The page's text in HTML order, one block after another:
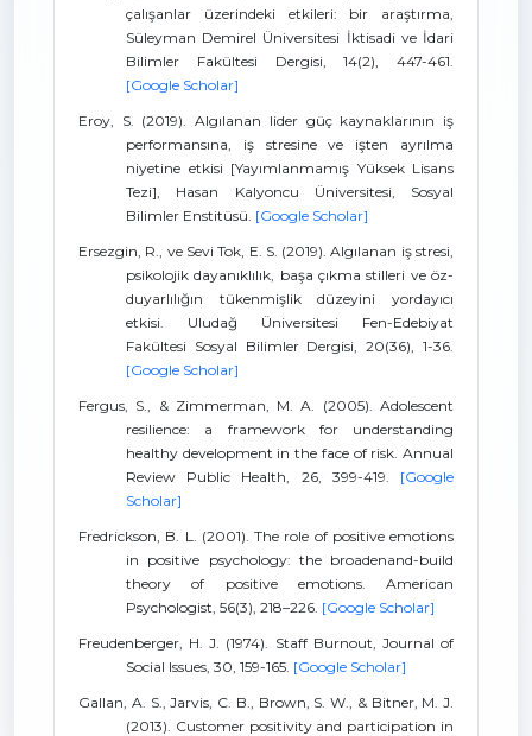
çalışanlar üzerindeki etkileri: bir araştırma,
Süleyman Demirel Üniversitesi İktisadi ve İdari
Bilimler Fakültesi Dergisi, 14(2), 447-461.
[Google Scholar]
Eroy, S. (2019). Algılanan lider güç kaynaklarının iş
performansına, iş stresine ve işten ayrılma
niyetine etkisi [Yayımlanmamış Yüksek Lisans
Tezi], Hasan Kalyoncu Üniversitesi, Sosyal
Bilimler Enstitüsü. [Google Scholar]
Ersezgin, R., ve Sevi Tok, E. S. (2019). Algılanan iş stresi,
psikolojik dayanıklılık, başa çıkma stilleri ve öz-
duyarlılığın tükenmişlik düzeyini yordayıcı
etkisi. Uludağ Üniversitesi Fen-Edebiyat
Fakültesi Sosyal Bilimler Dergisi, 20(36), 1-36.
[Google Scholar]
Fergus, S., & Zimmerman, M. A. (2005). Adolescent
resilience: a framework for understanding
healthy development in the face of risk. Annual
Review Public Health, 26, 399-419. [Google
Scholar]
Fredrickson, B. L. (2001). The role of positive emotions
in positive psychology: the broadenand-build
theory of positive emotions. American
Psychologist, 56(3), 218–226. [Google Scholar]
Freudenberger, H. J. (1974). Staff Burnout, Journal of
Social Issues, 30, 159-165. [Google Scholar]
Gallan, A. S., Jarvis, C. B., Brown, S. W., & Bitner, M. J.
(2013). Customer positivity and participation in